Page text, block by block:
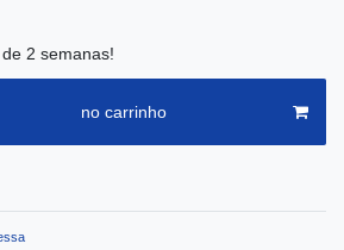
2 semanas!
no carrinho